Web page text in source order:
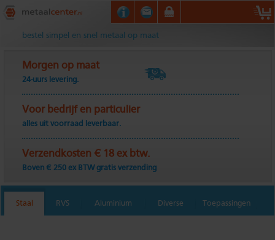
Metaalcenter.nl
bestel simpel en snel metaal op maat
Morgen op maat
24-uurs levering.
Voor bedrijf en particulier
alles uit voorraad leverbaar.
Verzendkosten € 18 ex btw.
Boven € 250 ex BTW gratis verzending
Staal RVS Aluminium Diverse Toepassingen